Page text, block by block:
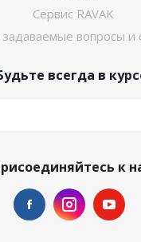
Сервис RAVAK
задаваемые вопросы и
всегда в
к